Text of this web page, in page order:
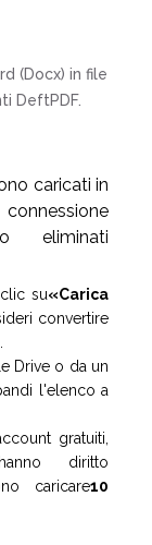
(Docx) in file
DeftPDF.
caricati in
eliminati
su«Carica
convertire
Drive o da un
l'elenco a
gratuiti,
diritto
caricare10